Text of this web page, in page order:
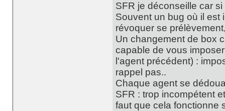
SFR je déconseille car
Souvent un bug où il est
révoquer se
Un changement de box
capable de vous
l'agent précédent) :
rappel pas..
Chaque agent se
SFR : trop incompétent
faut que cela fonctionne